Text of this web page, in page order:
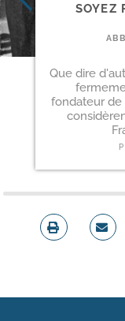
SOYEZ
Que dire
fondateur de